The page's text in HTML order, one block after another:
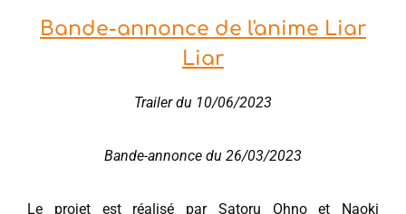
Bande-annonce de l'anime Liar
Liar
Trailer du 10/06/2023
Bande-annonce du 26/03/2023
Le projet est réalisé par Satoru Ohno et Naoki